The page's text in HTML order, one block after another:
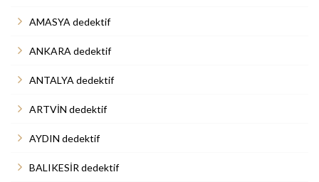
AMASYA dedektif
ANKARA dedektif
ANTALYA dedektif
ARTVİN dedektif
AYDIN dedektif
BALIKESİR dedektif